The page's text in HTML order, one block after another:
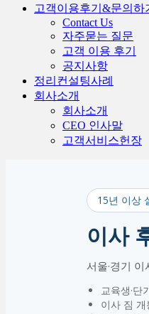
고객이용후기&문의하
Contact Us
자주묻는 질문
고객 이용 후기
공지사항
정리컨설팅사례
회사소개
회사소개
CEO 인사말
고객서비스헌장
15년 이상
이사
서울·경기
교육생·단
이사 짐 개